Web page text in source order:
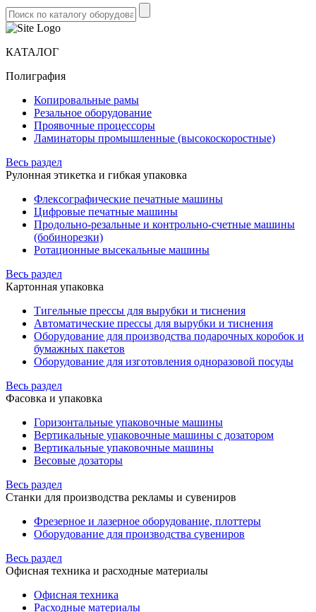
КАТАЛОГ
Полиграфия
Копировальные рамы
Резальное оборудование
Проявочные процессоры
Ламинаторы промышленные (высокоскоростные)
Весь раздел
Рулонная этикетка и гибкая упаковка
Флексографические печатные машины
Цифровые печатные машины
Продольно-резальные и контрольно-счетные машины
(бобинорезки)
Ротационные высекальные машины
Весь раздел
Картонная упаковка
Тигельные прессы для вырубки и тиснения
Автоматические прессы для вырубки и тиснения
Оборудование для производства подарочных коробок и
бумажных пакетов
Оборудование для изготовления одноразовой посуды
Весь раздел
Фасовка и упаковка
Горизонтальные упаковочные машины
Вертикальные упаковочные машины с дозатором
Вертикальные упаковочные машины
Весовые дозаторы
Весь раздел
Станки для производства рекламы и сувениров
Фрезерное и лазерное оборудование, плоттеры
Оборудование для производства сувениров
Весь раздел
Офисная техника и расходные материалы
Офисная техника
Расходные материалы